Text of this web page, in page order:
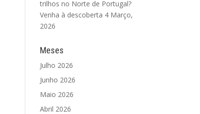
trilhos no Norte de Portugal?
Venha à descoberta 4 Março,
2026
Meses
Julho 2026
Junho 2026
Maio 2026
Abril 2026